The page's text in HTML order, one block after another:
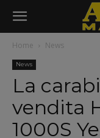
Home News
News
La
vendita
1000S